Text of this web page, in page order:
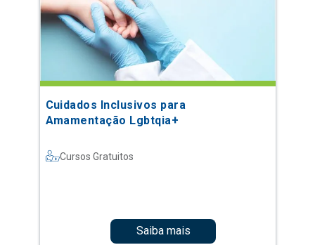
Cuidados Inclusivos para
Amamentação Lgbtqia+
Cursos Gratuitos
Saiba mais